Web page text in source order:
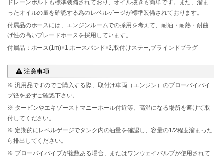
ドレーンボルトも標準装備されており、オイル抜きも簡単です。また、溜ま
ったオイルの量を確認する為のレベルゲージが標準装備されております。
付属品のホースには、エンジンルームでの採用を考えて、耐油・耐熱・耐曲
げ性の高いブレードホースを採用しています。
付属品：ホース(1m)×1,ホースバンド×2,取付けステー,ブラインドプラグ
注意事項
※ 汎用品ですのでご購入する際、取付け車両（エンジン）のブローバイパイ
プ径を必ずご確認下さい。
※ タービンやエキゾーストマニーホール付近等、高温になる場所を避けて取
付してください。
※ 定期的にレベルゲージでタンク内の油量を確認し、容量の1/2程度溜まった
ら排出してください。
※ ブローバイパイプが複数ある場合、またはワンウェイバルブが使用されて